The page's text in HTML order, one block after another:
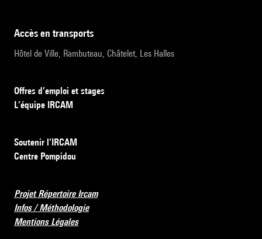
accès en transports
Hôtel de Ville, Rambuteau, Châtelet, Les Halles
Offres d’emploi et stages
L’équipe IRCAM
Soutenir l’IRCAM
Centre Pompidou
Projet Répertoire Ircam
Infos / Méthodologie
Mentions Légales